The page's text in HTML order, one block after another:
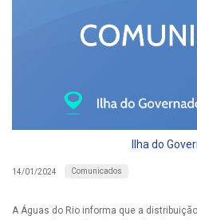
Ilha do
14/01/2024 Comunicados
A Águas do Rio informa que a